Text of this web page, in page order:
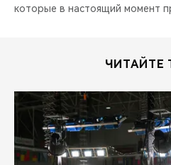
которые в настоящий момент
ЧИТАЙТЕ